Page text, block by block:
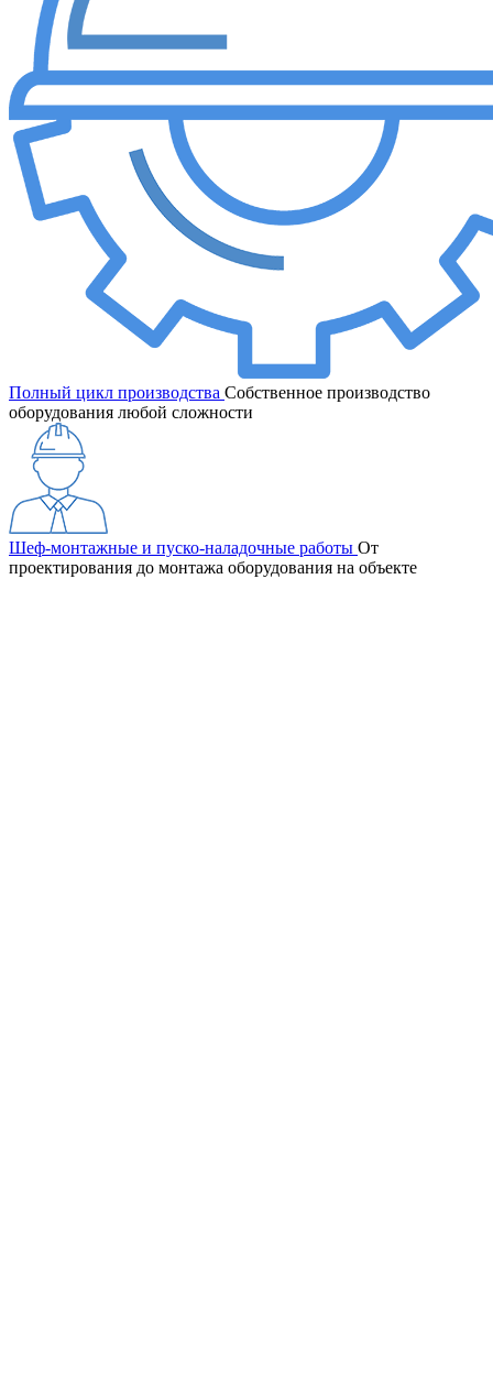
Полный цикл производства Собственное производство
оборудования любой сложности
Шеф-монтажные и пуско-наладочные работы От
проектирования до монтажа оборудования на объекте